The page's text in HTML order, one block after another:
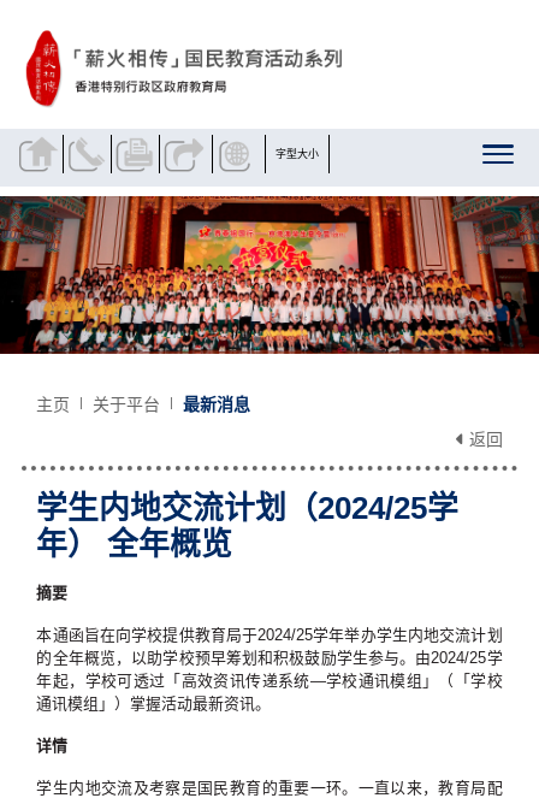
字型大小
主页 关于平台
最新消息
返回
学生内地交流计划（2024/25学
年） 全年概览
摘要
本通函旨在向学校提供教育局于2024/25学年举办学生内地交流计划
的全年概览，以助学校预早筹划和积极鼓励学生参与。由2024/25学
年起，学校可透过「高效资讯传递系统—学校通讯模组」（「学校
通讯模组」）掌握活动最新资讯。
详情
学生内地交流及考察是国民教育的重要一环。一直以来，教育局配